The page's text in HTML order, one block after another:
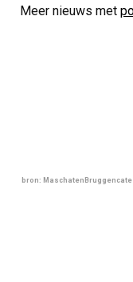
Meer nieuws met
bron: MaschatenBruggencate